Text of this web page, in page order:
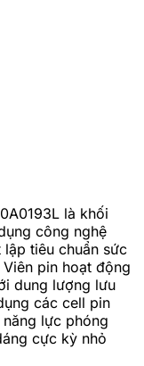
là khối
công nghệ
lập tiêu chuẩn sức
pin hoạt động
dung lượng lưu
các cell pin
lực phóng
cực kỳ nhỏ